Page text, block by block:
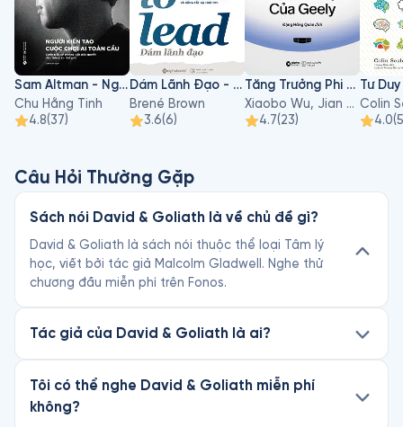
Sam Altman - Người Kiến Tạo Cuộc Chơi AI Toàn Cầu
Chu Hằng Tinh
4.8(37)
Dám Lãnh Đạo - Dare To Lead
Brené Brown
3.6(6)
Tăng Trưởng Phi Tuyến Tính - Sự Trỗi Dậy Của Geely
Xiaobo Wu, Jian Du, Sihan Li
4.7(23)
Colin
4.0(
Câu Hỏi Thường Gặp
Sách nói David & Goliath là về chủ đề gì?
David & Goliath là sách nói thuộc thể loại Tâm lý
học, viết bởi tác giả Malcolm Gladwell. Nghe thử
chương đầu miễn phí trên Fonos.
Tác giả của David & Goliath là ai?
Tôi có thể nghe David & Goliath miễn phí
không?